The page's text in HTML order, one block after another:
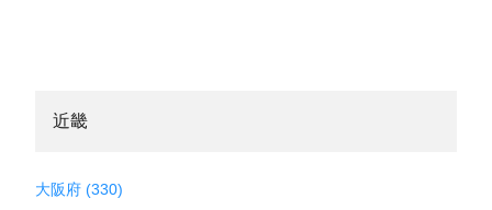
近畿
大阪府 (330)